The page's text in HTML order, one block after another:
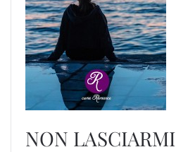
NON LASCIARMI